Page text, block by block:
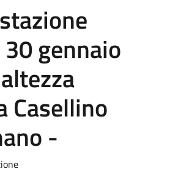
gennaio
Casellino
-